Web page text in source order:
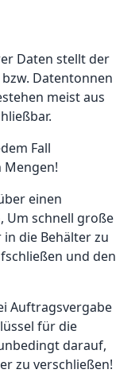
Daten stellt der
Datentonnen
meist aus
Fall
Mengen!
einen
Um schnell große
die Behälter zu
und den
Auftragsvergabe
für die
darauf,
zu verschließen!